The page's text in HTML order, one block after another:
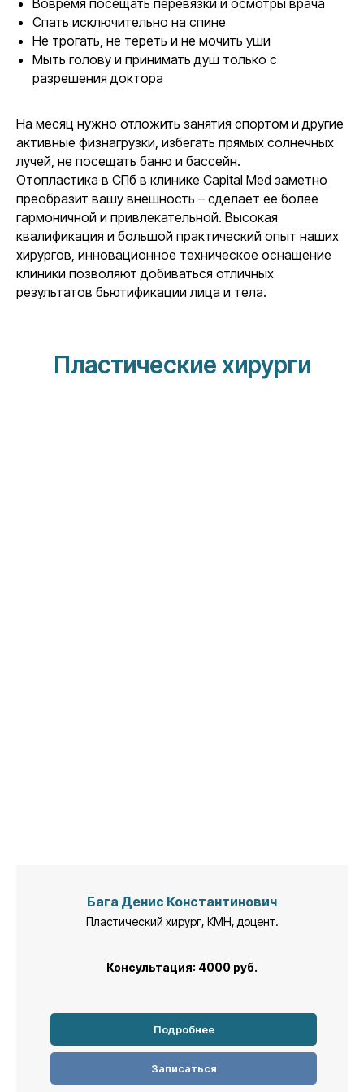
Спать исключительно на спине
Не трогать, не тереть и не мочить уши
Мыть голову и принимать душ только с
разрешения доктора
На месяц нужно отложить занятия спортом и другие
активные физнагрузки, избегать прямых солнечных
лучей, не посещать баню и бассейн.
Отопластика в СПб в клинике Capital Med заметно
преобразит вашу внешность – сделает ее более
гармоничной и привлекательной. Высокая
квалификация и большой практический опыт наших
хирургов, инновационное техническое оснащение
клиники позволяют добиваться отличных
результатов бьютификации лица и тела.
Пластические хирурги
Бага Денис Константинович
Пластический хирург, КМН, доцент.
Консультация: 4000 руб.
Подробнее
Записаться